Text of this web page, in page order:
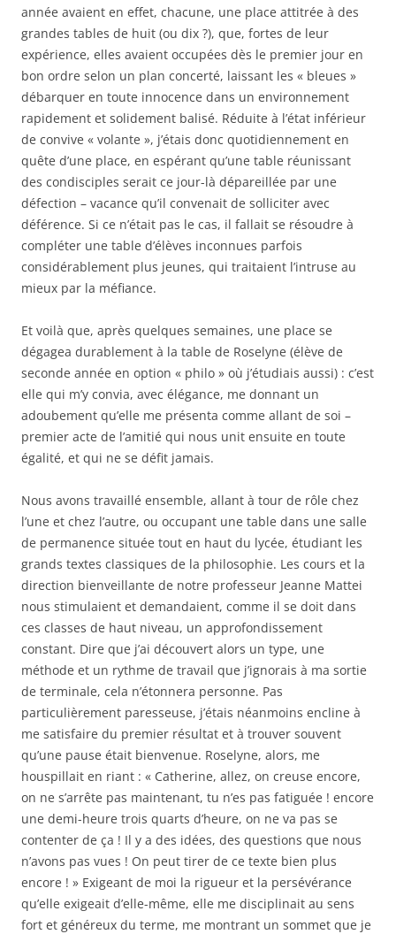
année avaient en effet, chacune, une place attitrée à des
grandes tables de huit (ou dix ?), que, fortes de leur
expérience, elles avaient occupées dès le premier jour en
bon ordre selon un plan concerté, laissant les « bleues »
débarquer en toute innocence dans un environnement
rapidement et solidement balisé. Réduite à l’état inférieur
de convive « volante », j’étais donc quotidiennement en
quête d’une place, en espérant qu’une table réunissant
des condisciples serait ce jour-là dépareillée par une
défection – vacance qu’il convenait de solliciter avec
déférence. Si ce n’était pas le cas, il fallait se résoudre à
compléter une table d’élèves inconnues parfois
considérablement plus jeunes, qui traitaient l’intruse au
mieux par la méfiance.
Et voilà que, après quelques semaines, une place se
dégagea durablement à la table de Roselyne (élève de
seconde année en option « philo » où j’étudiais aussi) : c’est
elle qui m’y convia, avec élégance, me donnant un
adoubement qu’elle me présenta comme allant de soi –
premier acte de l’amitié qui nous unit ensuite en toute
égalité, et qui ne se défit jamais.
Nous avons travaillé ensemble, allant à tour de rôle chez
l’une et chez l’autre, ou occupant une table dans une salle
de permanence située tout en haut du lycée, étudiant les
grands textes classiques de la philosophie. Les cours et la
direction bienveillante de notre professeur Jeanne Mattei
nous stimulaient et demandaient, comme il se doit dans
ces classes de haut niveau, un approfondissement
constant. Dire que j’ai découvert alors un type, une
méthode et un rythme de travail que j’ignorais à ma sortie
de terminale, cela n’étonnera personne. Pas
particulièrement paresseuse, j’étais néanmoins encline à
me satisfaire du premier résultat et à trouver souvent
qu’une pause était bienvenue. Roselyne, alors, me
houspillait en riant : « Catherine, allez, on creuse encore,
on ne s’arrête pas maintenant, tu n’es pas fatiguée ! encore
une demi-heure trois quarts d’heure, on ne va pas se
contenter de ça ! Il y a des idées, des questions que nous
n’avons pas vues ! On peut tirer de ce texte bien plus
encore ! » Exigeant de moi la rigueur et la persévérance
qu’elle exigeait d’elle-même, elle me disciplinait au sens
fort et généreux du terme, me montrant un sommet que je